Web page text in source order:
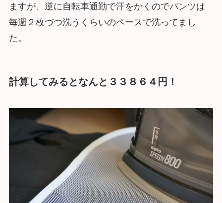
ますが、逆に自転車通勤で汗をかくのでパンツは
毎週２枚づつ洗うくらいのペースで洗ってまし
た。
計算してみるとなんと３３８６４円！